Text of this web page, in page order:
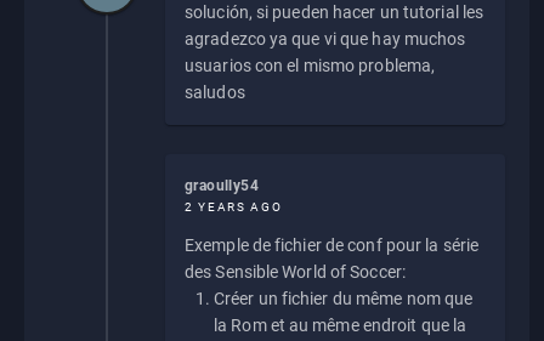
solución, si pueden hacer un tutorial les
agradezco ya que vi que hay muchos
usuarios con el mismo problema,
saludos
graoully54
2 YEARS AGO
Exemple de fichier de conf pour la série
des Sensible World of Soccer:
Créer un fichier du même nom que
la Rom et au même endroit que la